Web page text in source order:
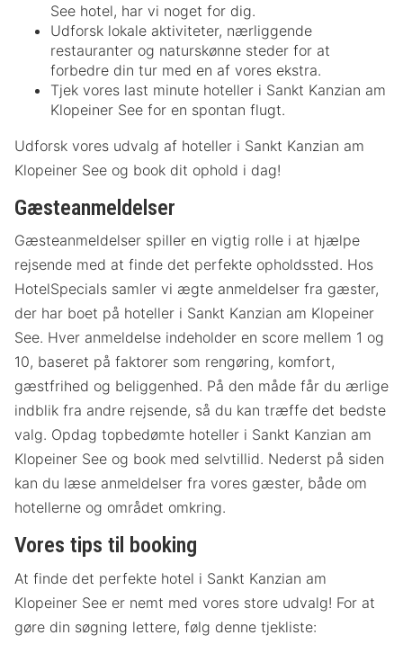
See hotel, har vi noget for dig.
Udforsk lokale aktiviteter, nærliggende
restauranter og naturskønne steder for at
forbedre din tur med en af vores ekstra.
Tjek vores last minute hoteller i Sankt Kanzian am
Klopeiner See for en spontan flugt.
Udforsk vores udvalg af hoteller i Sankt Kanzian am
Klopeiner See og book dit ophold i dag!
Gæsteanmeldelser
Gæsteanmeldelser spiller en vigtig rolle i at hjælpe
rejsende med at finde det perfekte opholdssted. Hos
HotelSpecials samler vi ægte anmeldelser fra gæster,
der har boet på hoteller i Sankt Kanzian am Klopeiner
See. Hver anmeldelse indeholder en score mellem 1 og
10, baseret på faktorer som rengøring, komfort,
gæstfrihed og beliggenhed. På den måde får du ærlige
indblik fra andre rejsende, så du kan træffe det bedste
valg. Opdag topbedømte hoteller i Sankt Kanzian am
Klopeiner See og book med selvtillid. Nederst på siden
kan du læse anmeldelser fra vores gæster, både om
hotellerne og området omkring.
Vores tips til booking
At finde det perfekte hotel i Sankt Kanzian am
Klopeiner See er nemt med vores store udvalg! For at
gøre din søgning lettere, følg denne tjekliste: